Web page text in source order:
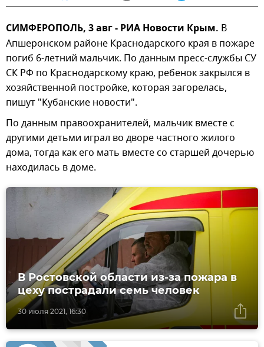
СИМФЕРОПОЛЬ, 3 авг - РИА Новости Крым. В
Апшеронском районе Краснодарского края в пожаре
погиб 6-летний мальчик. По данным пресс-службы СУ
СК РФ по Краснодарскому краю, ребенок закрылся в
хозяйственной постройке, которая загорелась,
пишут "Кубанские новости".
По данным правоохранителей, мальчик вместе с
другими детьми играл во дворе частного жилого
дома, тогда как его мать вместе со старшей дочерью
находилась в доме.
30 июля 2021, 16:30
В Ростовской области из-за пожара в
цеху пострадали семь человек